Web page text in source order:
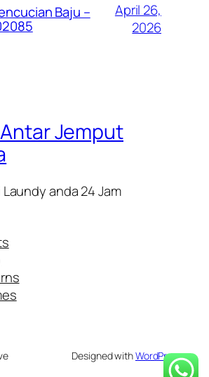
Baju –
April 26,
2026
Jemput
anda 24 Jam
Designed withWordPress